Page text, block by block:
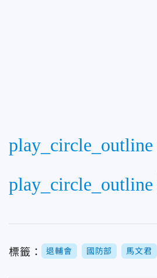
play_circle_outline
play_circle_outline
標籤： 退輔會 國防部 馬文君